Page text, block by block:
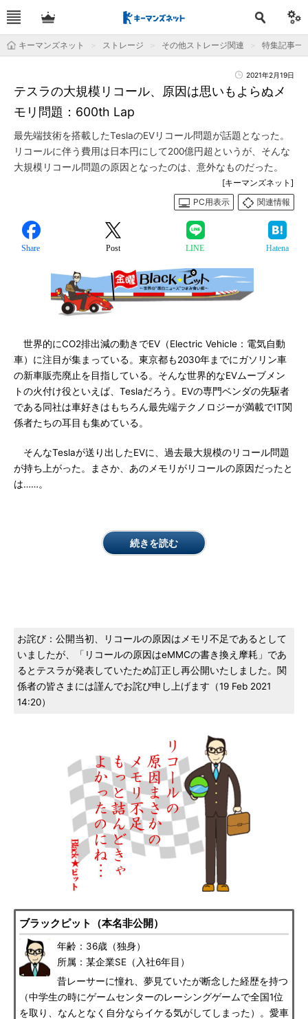
キーマンズネット ストレージ その他ストレージ関連 特集記事一
2021年2月19日
テスラの大規模リコール、原因は思いもよらぬメ
モリ問題：600th Lap
最先端技術を搭載したTeslaのEVリコール問題が話題となった。
リコールに伴う費用は日本円にして200億円超というが、そんな
大規模リコール問題の原因となったのは、意外なものだった。
[キーマンズネット]
PC用表示
関連情報
Share Post LINE Hatena
世界的にCO2排出減の動きでEV（Electric Vehicle：電気自動
車）に注目が集まっている。東京都も2030年までにガソリン車
の新車販売廃止を目指している。そんな世界的なEVムーブメン
トの火付け役といえば、Teslaだろう。EVの専門ベンダの先駆者
である同社は車好きはもちろん最先端テクノロジーが満載でIT関
係者たちの耳目も集めている。
そんなTeslaが送り出したEVに、過去最大規模のリコール問題
が持ち上がった。まさか、あのメモリがリコールの原因だったと
は……。
続きを読む
お詫び：公開当初、リコールの原因はメモリ不足であるとして
いましたが、「リコールの原因はeMMCの書き換え摩耗」であ
るとテスラが発表していたため訂正し再公開いたしました。関
係者の皆さまには謹んでお詫び申し上げます（19 Feb 2021
14:20）
ブラックピット（本名非公開）
年齢：36歳（独身）
所属：某企業SE（入社6年目）
昔レーサーに憧れ、夢見ていたが断念した経歴を持つ
（中学生の時にゲームセンターのレーシングゲームで全国1位
を取り、なんとなく自分ならイケる気がしてしまった）。愛車